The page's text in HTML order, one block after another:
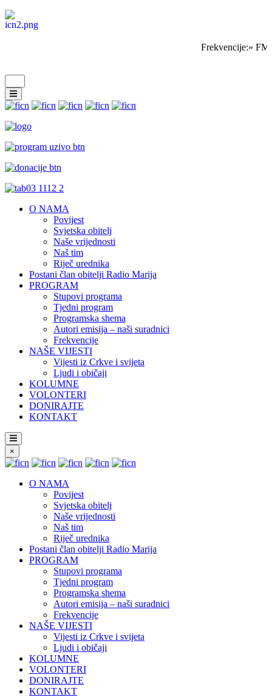
Frekvencije:»
O NAMA
Povijest
Svjetska obitelj
Naše vrijednosti
Naš tim
Riječ urednika
Postani član obitelji Radio Marija
PROGRAM
Stupovi programa
Tjedni program
Programska shema
Autori emisija – naši suradnici
Frekvencije
NAŠE VIJESTI
Vijesti iz Crkve i svijeta
Ljudi i običaji
KOLUMNE
VOLONTERI
DONIRAJTE
KONTAKT
×
O NAMA
Povijest
Svjetska obitelj
Naše vrijednosti
Naš tim
Riječ urednika
Postani član obitelji Radio Marija
PROGRAM
Stupovi programa
Tjedni program
Programska shema
Autori emisija – naši suradnici
Frekvencije
NAŠE VIJESTI
Vijesti iz Crkve i svijeta
Ljudi i običaji
KOLUMNE
VOLONTERI
DONIRAJTE
KONTAKT